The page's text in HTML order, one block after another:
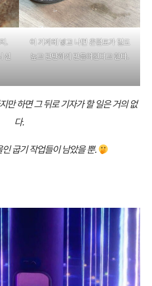
.
신
이 기계에 넣고 나면 은점토가 밀도
높고 단단하게 만들어진다고 한다.
만 하면 그 뒤로 기자가 할 일은 거의 없
다.
굽기 작업들이 남았을 뿐.